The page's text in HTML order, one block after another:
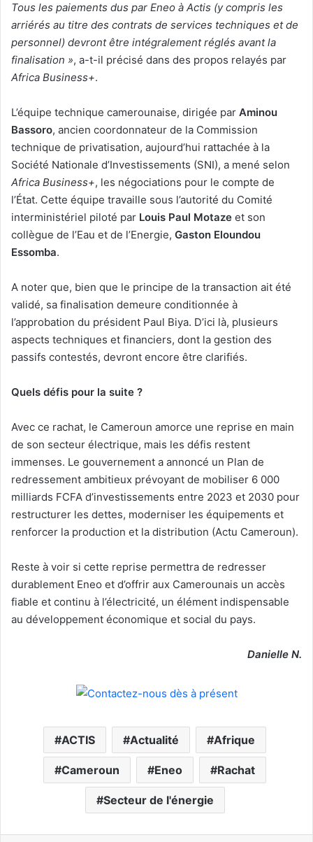
Tous les paiements dus par Eneo à Actis (y compris les
arriérés au titre des contrats de services techniques et de
personnel) devront être intégralement réglés avant la
finalisation », a-t-il précisé dans des propos relayés par
Africa Business+.
L’équipe technique camerounaise, dirigée par Aminou
Bassoro, ancien coordonnateur de la Commission
technique de privatisation, aujourd’hui rattachée à la
Société Nationale d’Investissements (SNI), a mené selon
Africa Business+, les négociations pour le compte de
l’État. Cette équipe travaille sous l’autorité du Comité
interministériel piloté par Louis Paul Motaze et son
collègue de l’Eau et de l’Energie, Gaston Eloundou
Essomba.
A noter que, bien que le principe de la transaction ait été
validé, sa finalisation demeure conditionnée à
l’approbation du président Paul Biya. D’ici là, plusieurs
aspects techniques et financiers, dont la gestion des
passifs contestés, devront encore être clarifiés.
Quels défis pour la suite ?
Avec ce rachat, le Cameroun amorce une reprise en main
de son secteur électrique, mais les défis restent
immenses. Le gouvernement a annoncé un Plan de
redressement ambitieux prévoyant de mobiliser 6 000
milliards FCFA d’investissements entre 2023 et 2030 pour
restructurer les dettes, moderniser les équipements et
renforcer la production et la distribution (Actu Cameroun).
Reste à voir si cette reprise permettra de redresser
durablement Eneo et d’offrir aux Camerounais un accès
fiable et continu à l’électricité, un élément indispensable
au développement économique et social du pays.
Danielle N.
ACTIS Actualité Afrique
Cameroun Eneo Rachat
Secteur de l'énergie